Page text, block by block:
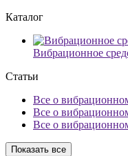
Каталог
Вибрационное
Статьи
Все о
Все о
Все о
Показать все